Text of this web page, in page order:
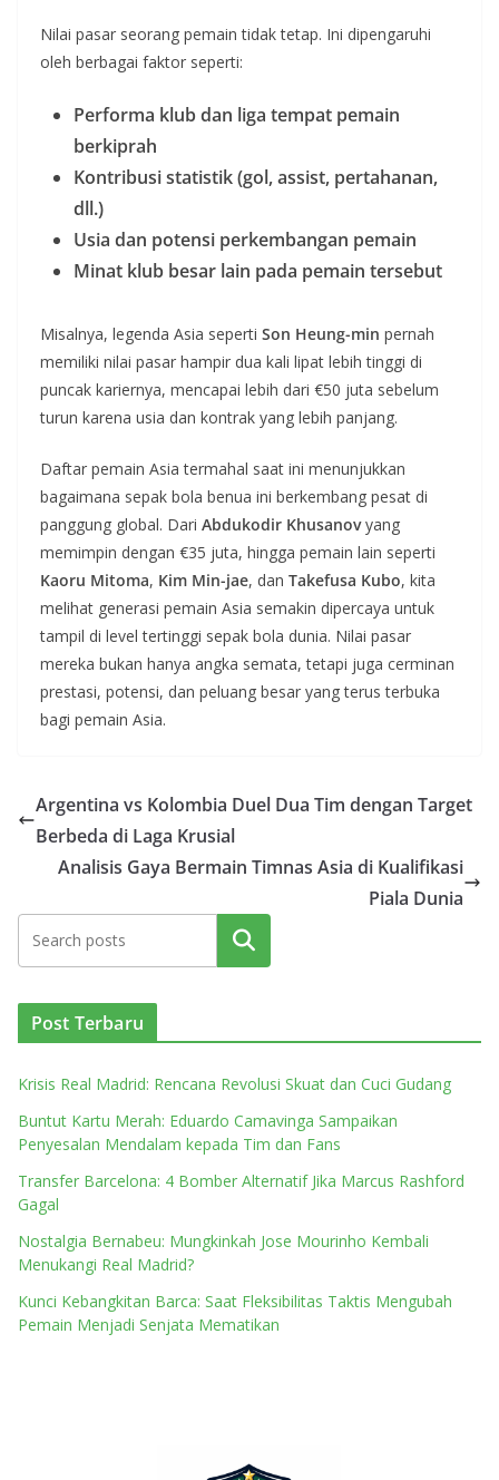
Nilai pasar seorang pemain tidak tetap. Ini dipengaruhi
oleh berbagai faktor seperti:
Performa klub dan liga tempat pemain
berkiprah
Kontribusi statistik (gol, assist, pertahanan,
dll.)
Usia dan potensi perkembangan pemain
Minat klub besar lain pada pemain tersebut
Misalnya, legenda Asia seperti Son Heung-min pernah
memiliki nilai pasar hampir dua kali lipat lebih tinggi di
puncak kariernya, mencapai lebih dari €50 juta sebelum
turun karena usia dan kontrak yang lebih panjang.
Daftar pemain Asia termahal saat ini menunjukkan
bagaimana sepak bola benua ini berkembang pesat di
panggung global. Dari Abdukodir Khusanovyang
memimpin dengan €35 juta, hingga pemain lain seperti
Kaoru Mitoma, Kim Min-jae, dan Takefusa Kubo, kita
melihat generasi pemain Asia semakin dipercaya untuk
tampil di level tertinggi sepak bola dunia. Nilai pasar
mereka bukan hanya angka semata, tetapi juga cerminan
prestasi, potensi, dan peluang besar yang terus terbuka
bagi pemain Asia.
Argentina vs Kolombia Duel Dua Tim dengan Target
Berbeda di Laga Krusial
Analisis Gaya Bermain Timnas Asia di Kualifikasi
Piala Dunia
Cari
Post Terbaru
Krisis Real Madrid: Rencana Revolusi Skuat dan Cuci Gudang
Buntut Kartu Merah: Eduardo Camavinga Sampaikan
Penyesalan Mendalam kepada Tim dan Fans
Transfer Barcelona: 4 Bomber Alternatif Jika Marcus Rashford
Gagal
Nostalgia Bernabeu: Mungkinkah Jose Mourinho Kembali
Menukangi Real Madrid?
Kunci Kebangkitan Barca: Saat Fleksibilitas Taktis Mengubah
Pemain Menjadi Senjata Mematikan